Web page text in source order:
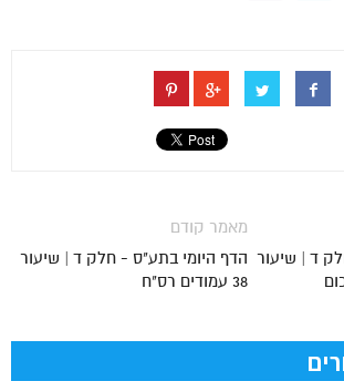
מאמר קודם
הדף היומי בתע"ס - חלק ד | שיעור
38 עמודים רס"ח
ד | שיעור